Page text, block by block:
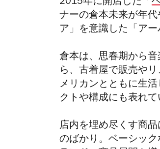
2015年に開店した「
ナーの倉本未来が年
ア」を意識した「ア
倉本は、思春期から
ら、古着屋で販売や
メリカンとともに生
クトや構成にも表れて
店内を埋め尽くす商
のばかり。ベーシッ